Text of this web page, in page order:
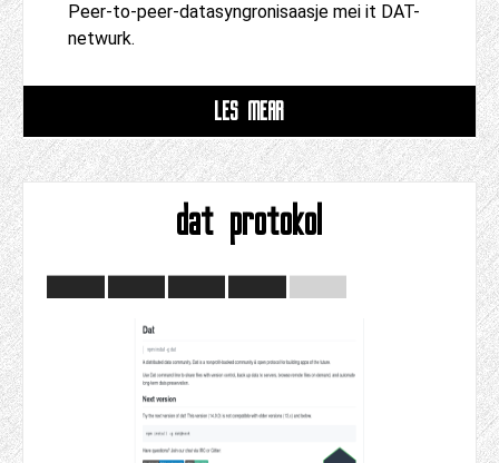
Peer-to-peer-datasyngronisaasje mei it DAT-
netwurk.
LÊS MEAR
dat protokol